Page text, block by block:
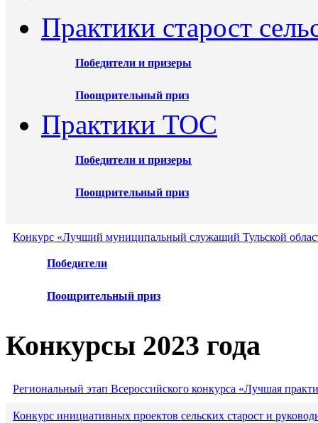
Практики старост
Победители и призеры
Поощрительный приз
Практики ТОС
Победители и призеры
Поощрительный приз
Конкурс «Лучший муниципальный служащий Тульской
Победители
Поощрительный приз
Конкурсы 2023 года
Региональный этап Всероссийского конкурса «Лучшая
Конкурс инициативных проектов сельских старост и